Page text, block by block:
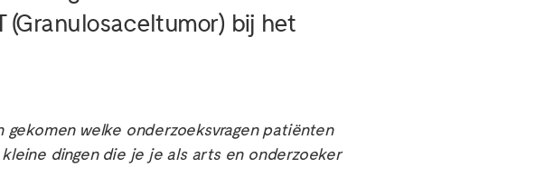
bij het
welke onderzoeksvragen patiënten
dingen die je je als arts en onderzoeker